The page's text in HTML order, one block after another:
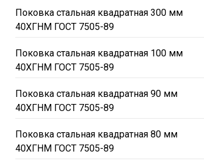
Поковка стальная квадратная 300 мм
40ХГНМ ГОСТ 7505-89
Поковка стальная квадратная 100 мм
40ХГНМ ГОСТ 7505-89
Поковка стальная квадратная 90 мм
40ХГНМ ГОСТ 7505-89
Поковка стальная квадратная 80 мм
40ХГНМ ГОСТ 7505-89